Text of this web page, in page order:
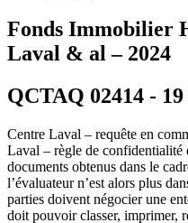
Fonds Immobilier
Laval & al – 2024
QCTAQ 02414 -
Centre Laval – requête en
Laval – règle de confidentialité
documents obtenus dans le
l’évaluateur n’est alors plus
parties doivent négocier une
doit pouvoir classer, imprimer,